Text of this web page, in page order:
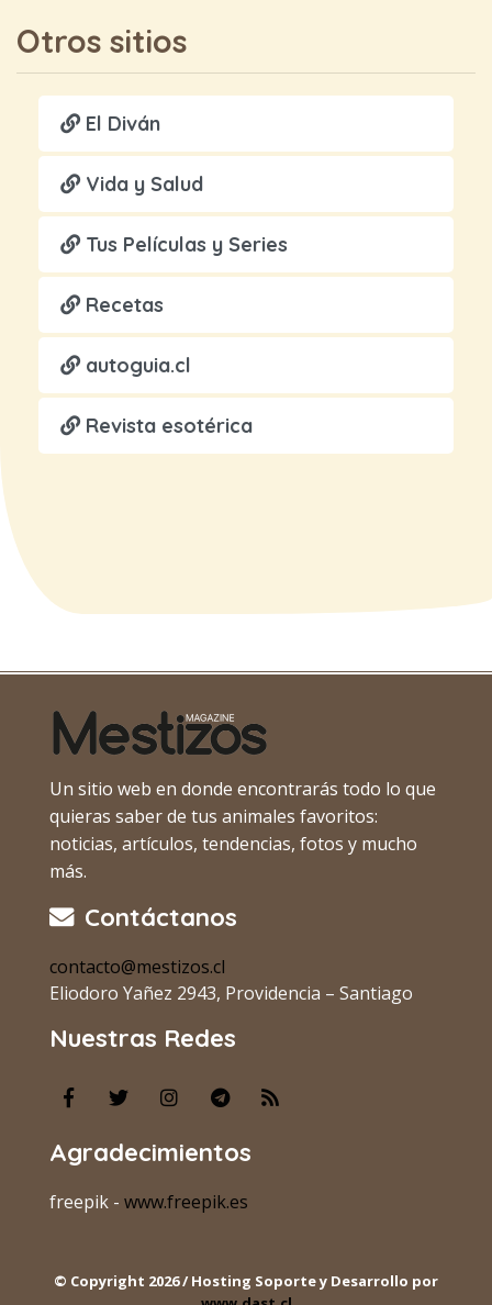
Otros sitios
El Diván
Vida y Salud
Tus Películas y Series
Recetas
autoguia.cl
Revista esotérica
Un sitio web en donde encontrarás todo lo que
quieras saber de tus animales favoritos:
noticias, artículos, tendencias, fotos y mucho
más.
Contáctanos
contacto@mestizos.cl
Eliodoro Yañez 2943, Providencia – Santiago
Nuestras Redes
Agradecimientos
freepik - www.freepik.es
© Copyright 2026 / Hosting Soporte y Desarrollo por